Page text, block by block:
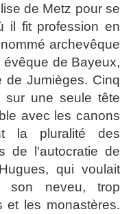
de Metz pour se
il fit profession en
archevêque
de Bayeux,
de Jumièges. Cinq
sur une seule tête
avec les canons
la pluralité des
de l'autocratie de
qui voulait
son neveu, trop
et les monastères.